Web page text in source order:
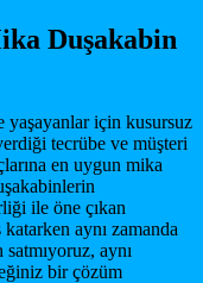
Duşakabin
yaşayanlar için kusursuz
tecrübe ve müşteri
en uygun mika
ile öne çıkan
aynı zamanda
aynı
bir çözüm